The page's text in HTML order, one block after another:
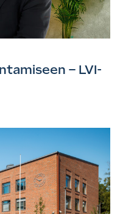
– LVI-